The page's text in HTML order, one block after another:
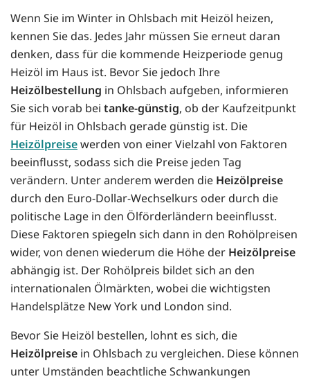
Wenn Sie im Winter in Ohlsbach mit Heizöl heizen,
kennen Sie das. Jedes Jahr müssen Sie erneut daran
denken, dass für die kommende Heizperiode genug
Heizöl im Haus ist. Bevor Sie jedoch Ihre
Heizölbestellung in Ohlsbach aufgeben, informieren
Sie sich vorab bei tanke-günstig, ob der Kaufzeitpunkt
für Heizöl in Ohlsbach gerade günstig ist. Die
Heizölpreisewerden von einer Vielzahl von Faktoren
beeinflusst, sodass sich die Preise jeden Tag
verändern. Unter anderem werden die Heizölpreise
durch den Euro-Dollar-Wechselkurs oder durch die
politische Lage in den Ölförderländern beeinflusst.
Diese Faktoren spiegeln sich dann in den Rohölpreisen
wider, von denen wiederum die Höhe der Heizölpreise
abhängig ist. Der Rohölpreis bildet sich an den
internationalen Ölmärkten, wobei die wichtigsten
Handelsplätze New York und London sind.
Bevor Sie Heizöl bestellen, lohnt es sich, die
Heizölpreise in Ohlsbach zu vergleichen. Diese können
unter Umständen beachtliche Schwankungen